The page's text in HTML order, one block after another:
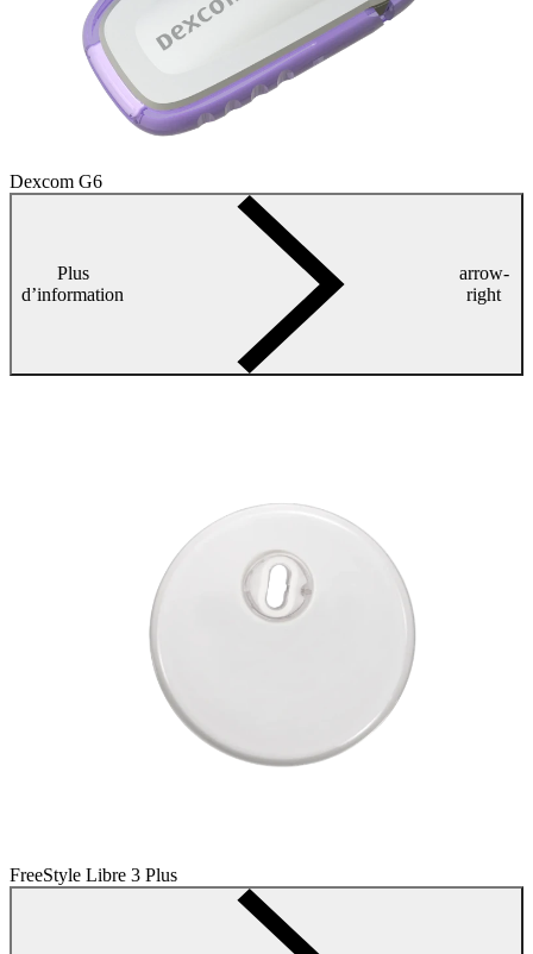
Dexcom G6
Plus
d’information
arrow-
right
FreeStyle Libre 3 Plus